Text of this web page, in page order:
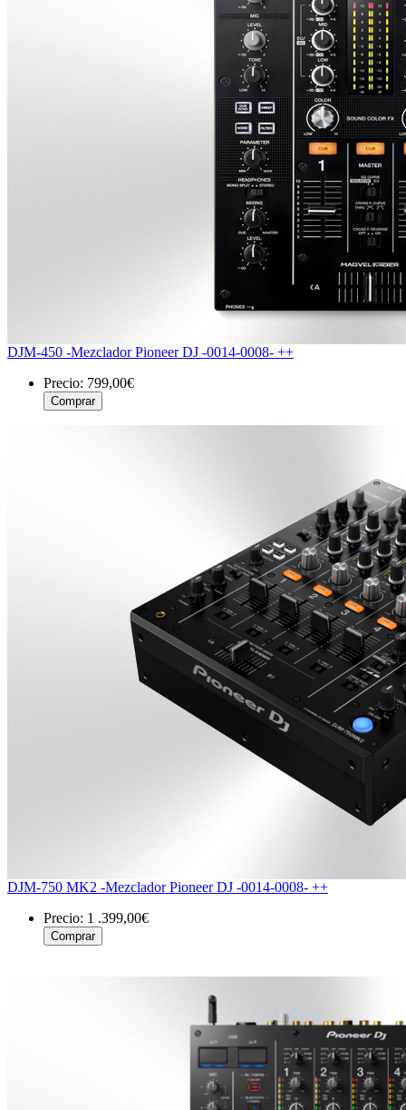
DJM-450 -Mezclador Pioneer DJ -0014-0008- ++
Precio: 799,00€
DJM-750 MK2 -Mezclador Pioneer DJ -0014-0008- ++
Precio: 1 .399,00€